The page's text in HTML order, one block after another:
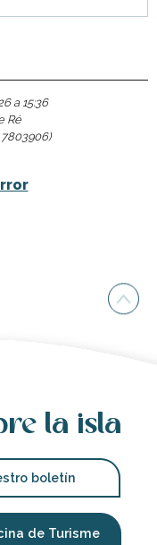
a 15:36
Ré
7803906)
la isla
boletín
de Turisme